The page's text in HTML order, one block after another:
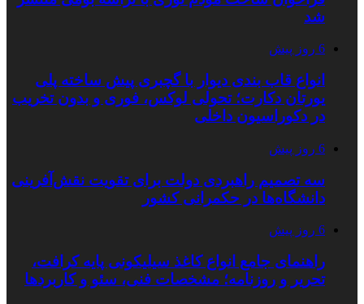
شد
6 روز پیش
انواع قاب بندی دیوار با گچبری پیش ساخته پلی
یورتان دکارت؛ تحولی لوکس، فوری و بدون تخریب
در دکوراسیون داخلی
6 روز پیش
سه تصمیم راهبردی دولت برای تقویت نقش‌آفرینی
دانشگاه‌ها در حکمرانی کشور
6 روز پیش
راهنمای جامع انواع کاغذ سیلیکونی پایه کرافت،
تحریر و روزنامه؛ مشخصات فنی، سئو و کاربردها